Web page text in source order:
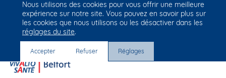
Groupe Vivalto Santé
Entre nous, la vie
Nous utilisons des cookies pour vous offrir une meilleure
expérience sur notre site. Vous pouvez en savoir plus sur
les cookies que nous utilisons ou les désactiver dans les
réglages du site.
Accepter Refuser Réglages